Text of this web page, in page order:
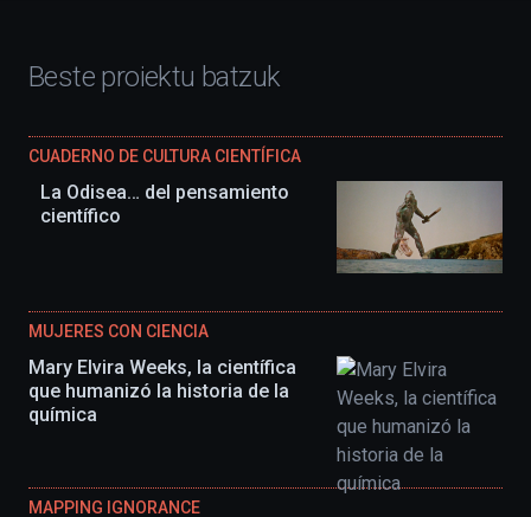
Beste proiektu batzuk
CUADERNO DE CULTURA CIENTÍFICA
La Odisea… del pensamiento
científico
MUJERES CON CIENCIA
Mary Elvira Weeks, la científica
que humanizó la historia de la
química
MAPPING IGNORANCE